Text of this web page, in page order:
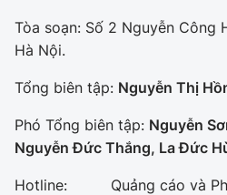
Tòa soạn: Số 2 Nguyễn Công
Hà Nội.
Tổng biên tập: Nguyễn Thị
Phó Tổng biên tập: Nguyễn
Nguyễn Đức Thắng, La Đức
Hotline:
Quảng cáo và